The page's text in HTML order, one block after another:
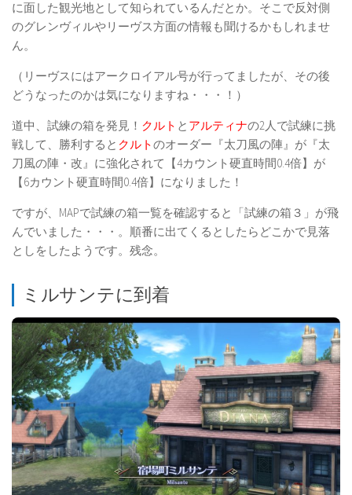
に面した観光地として知られているんだとか。そこで反対側
のグレンヴィルやリーヴス方面の情報も聞けるかもしれませ
ん。
（リーヴスにはアークロイアル号が行ってましたが、その後
どうなったのかは気になりますね・・・！）
道中、試練の箱を発見！ クルト と アルティナの2人で試練に挑
戦して、勝利すると クルトのオーダー『太刀風の陣』が『太
刀風の陣・改』に強化されて【4カウント硬直時間0.4倍】が
【6カウント硬直時間0.4倍】になりました！
ですが、MAPで試練の箱一覧を確認すると「試練の箱３」が飛
んでいました・・・。順番に出てくるとしたらどこかで見落
としをしたようです。残念。
ミルサンテに到着